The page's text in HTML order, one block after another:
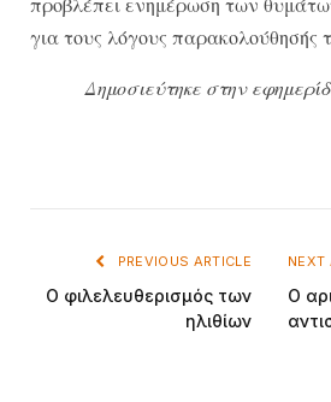
προβλέπει ενημέρωση των
για τους λόγους παρακολούθησής
Δημοσιεύτηκε στην
PREVIOUS ARTICLE
Ο φιλελευθερισμός των
ηλιθίων
NEXT
Ο